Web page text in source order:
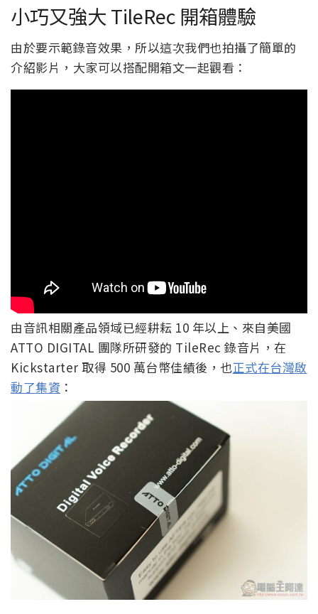
小巧又強大 TileRec 開箱體驗
由於要示範錄音效果，所以這次我們也拍攝了簡單的
介紹影片，大家可以搭配開箱文一起觀看：
由音訊相關產品領域已經耕耘 10 年以上、來自美國
ATTO DIGITAL 團隊所研發的 TileRec 錄音片，在
Kickstarter 取得 500 萬台幣佳績後，也正式在台灣啟
動了集資 ：